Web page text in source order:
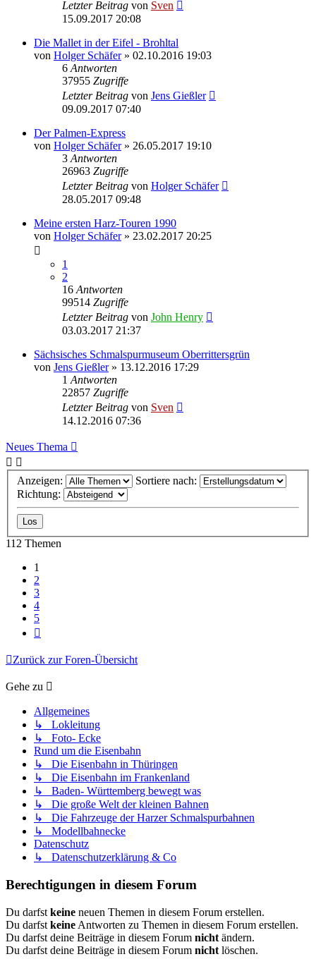
Letzter Beitrag von Sven
15.09.2017 20:08
Die Mallet in der Eifel - Brohltal
von Holger Schäfer» 02.10.2016 19:03
6 Antworten
37955 Zugriffe
Letzter Beitrag von Jens Gießler
09.09.2017 07:40
Der Palmen-Express
von Holger Schäfer» 26.05.2017 19:10
3 Antworten
26963 Zugriffe
Letzter Beitrag von Holger Schäfer
28.05.2017 09:48
Meine ersten Harz-Touren 1990
von Holger Schäfer» 23.02.2017 20:25
1
2
16 Antworten
99514 Zugriffe
Letzter Beitrag von John Henry
03.03.2017 21:37
Sächsisches Schmalspurmuseum Oberrittersgrün
von Jens Gießler» 13.12.2016 17:29
1 Antworten
22857 Zugriffe
Letzter Beitrag von Sven
14.12.2016 07:36
Neues Thema
Anzeigen:
Sortiere nach:
Richtung:
112 Themen
1
2
3
4
5
Zurück zur Foren-Übersicht
Gehe zu
Allgemeines
↳ Lokleitung
↳ Foto- Ecke
Rund um die Eisenbahn
↳ Die Eisenbahn in Thüringen
↳ Die Eisenbahn im Frankenland
↳ Baden- Württemberg bewegt was
↳ Die große Welt der kleinen Bahnen
↳ Die Fahrzeuge der Harzer Schmalspurbahnen
↳ Modellbahnecke
Datenschutz
↳ Datenschutzerklärung & Co
Berechtigungen in diesem Forum
Du darfst keine neuen Themen in diesem Forum erstellen.
Du darfst keine Antworten zu Themen in diesem Forum erstellen.
Du darfst deine Beiträge in diesem Forum nicht ändern.
Du darfst deine Beiträge in diesem Forum nicht löschen.